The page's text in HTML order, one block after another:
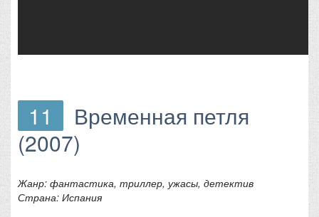
11
Временная петля
(2007)
Жанр: фантастика, триллер, ужасы, детектив
Страна: Испания